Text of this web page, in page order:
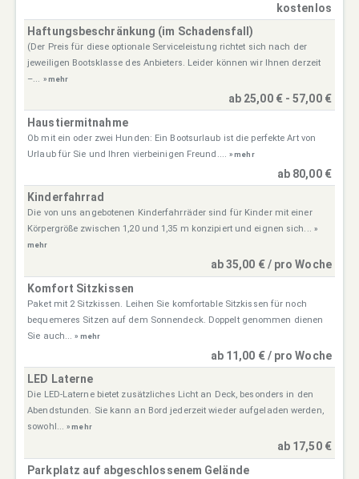
kostenlos
Haftungsbeschränkung (im Schadensfall)
(Der Preis für diese optionale Serviceleistung richtet sich nach der
jeweiligen Bootsklasse des Anbieters. Leider können wir Ihnen derzeit
–... » mehr
ab 25,00 € - 57,00 €
Haustiermitnahme
Ob mit ein oder zwei Hunden: Ein Bootsurlaub ist die perfekte Art von
Urlaub für Sie und Ihren vierbeinigen Freund....» mehr
ab 80,00 €
Kinderfahrrad
Die von uns angebotenen Kinderfahrräder sind für Kinder mit einer
Körpergröße zwischen 1,20 und 1,35 m konzipiert und eignen sich... »
mehr
ab 35,00 € / pro Woche
Komfort Sitzkissen
Paket mit 2 Sitzkissen. Leihen Sie komfortable Sitzkissen für noch
bequemeres Sitzen auf dem Sonnendeck. Doppelt genommen dienen
Sie auch...» mehr
ab 11,00 € / pro Woche
LED Laterne
Die LED-Laterne bietet zusätzliches Licht an Deck, besonders in den
Abendstunden. Sie kann an Bord jederzeit wieder aufgeladen werden,
sowohl...» mehr
ab 17,50 €
Parkplatz auf abgeschlossenem Gelände